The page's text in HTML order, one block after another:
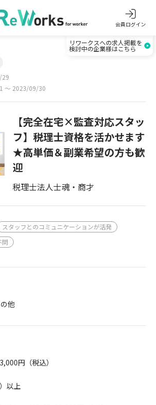
会員ログイン
リワークスへの求人掲載を
検討中の企業様はこちら
29
〜 2023/09/30
【完全在宅×監査対応スタッ
フ】税理士資格を活かせます
★高単価＆副業希望の方も歓
迎
税理士法人士魂・商才
スタッフとのコミュニケーションが活発
問
他
円（税込）
以上